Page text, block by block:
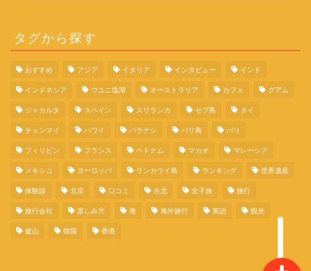
タグから探す
おすすめ アジア イタリア インタビュー インド
インドネシア ウユニ塩湖 オーストラリア カフェ グアム
ジャカルタ スペイン スリランカ セブ島 タイ
チェンマイ ハワイ バラナシ バリ島 パリ
フィリピン フランス ベトナム マカオ マレーシア
メキシコ ヨーロッパ ランカウイ島 ランキング 世界遺産
体験談 北京 口コミ 台北 女子旅 旅行
旅行会社 楽しみ方 海 海外旅行 英語 観光
釜山 韓国 香港
旅行の体験談
旅行コラム
イタリア
スペイン